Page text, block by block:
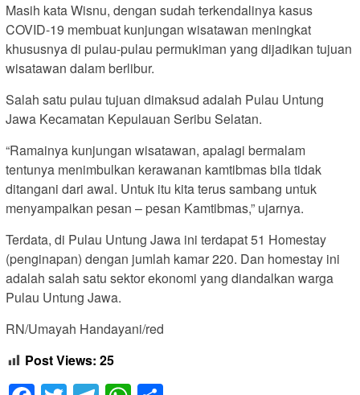
Masih kata Wisnu, dengan sudah terkendalinya kasus
COVID-19 membuat kunjungan wisatawan meningkat
khususnya di pulau-pulau permukiman yang dijadikan tujuan
wisatawan dalam berlibur.
Salah satu pulau tujuan dimaksud adalah Pulau Untung
Jawa Kecamatan Kepulauan Seribu Selatan.
“Ramainya kunjungan wisatawan, apalagi bermalam
tentunya menimbulkan kerawanan kamtibmas bila tidak
ditangani dari awal. Untuk itu kita terus sambang untuk
menyampaikan pesan – pesan Kamtibmas,” ujarnya.
Terdata, di Pulau Untung Jawa ini terdapat 51 Homestay
(penginapan) dengan jumlah kamar 220. Dan homestay ini
adalah salah satu sektor ekonomi yang diandalkan warga
Pulau Untung Jawa.
RN/Umayah Handayani/red
Post Views: 25